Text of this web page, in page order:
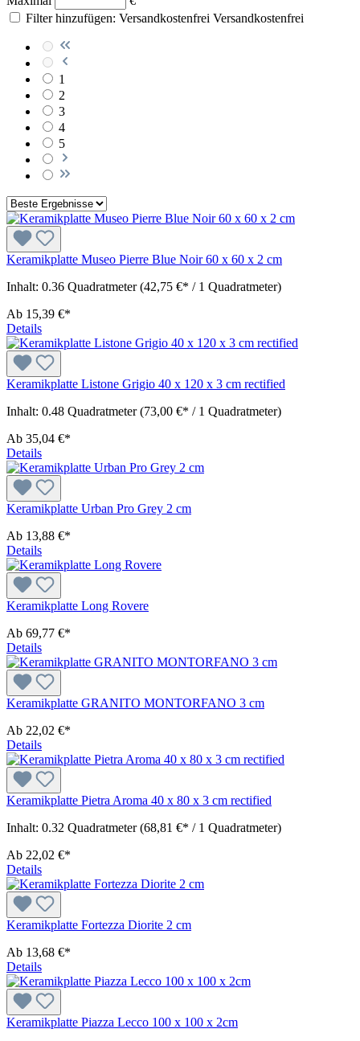
Filter hinzufügen: Versandkostenfrei Versandkostenfrei
1
2
3
4
5
Keramikplatte Museo Pierre Blue Noir 60 x 60 x 2 cm
Inhalt: 0.36 Quadratmeter(42,75 €* / 1 Quadratmeter)
Ab 15,39 €*
Details
Keramikplatte Listone Grigio 40 x 120 x 3 cm rectified
Inhalt: 0.48 Quadratmeter(73,00 €* / 1 Quadratmeter)
Ab 35,04 €*
Details
Keramikplatte Urban Pro Grey 2 cm
Ab 13,88 €*
Details
Keramikplatte Long Rovere
Ab 69,77 €*
Details
Keramikplatte GRANITO MONTORFANO 3 cm
Ab 22,02 €*
Details
Keramikplatte Pietra Aroma 40 x 80 x 3 cm rectified
Inhalt: 0.32 Quadratmeter(68,81 €* / 1 Quadratmeter)
Ab 22,02 €*
Details
Keramikplatte Fortezza Diorite 2 cm
Ab 13,68 €*
Details
Keramikplatte Piazza Lecco 100 x 100 x 2cm